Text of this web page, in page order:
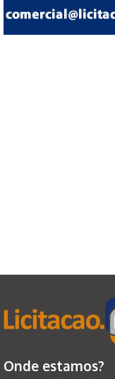
Onde estamos?